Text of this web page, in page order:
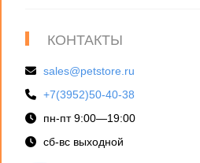
КОНТАКТЫ
sales@petstore.ru
+7(3952)50-40-38
пн-пт 9:00—19:00
сб-вс выходной